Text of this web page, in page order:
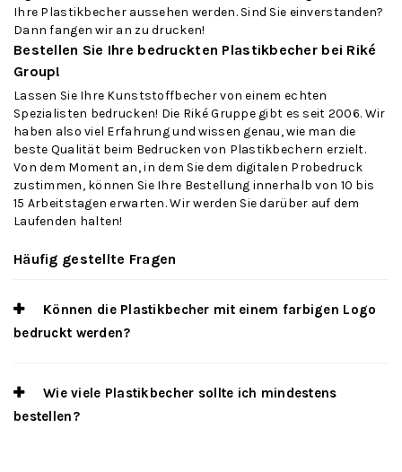
Ihre Plastikbecher aussehen werden. Sind Sie einverstanden?
Dann fangen wir an zu drucken!
Bestellen Sie Ihre bedruckten Plastikbecher bei Riké
Group!
Lassen Sie Ihre Kunststoffbecher von einem echten
Spezialisten bedrucken! Die Riké Gruppe gibt es seit 2006. Wir
haben also viel Erfahrung und wissen genau, wie man die
beste Qualität beim Bedrucken von Plastikbechern erzielt.
Von dem Moment an, in dem Sie dem digitalen Probedruck
zustimmen, können Sie Ihre Bestellung innerhalb von 10 bis
15 Arbeitstagen erwarten. Wir werden Sie darüber auf dem
Laufenden halten!
Häufig gestellte Fragen
Können die Plastikbecher mit einem farbigen Logo
bedruckt werden?
Wie viele Plastikbecher sollte ich mindestens
bestellen?